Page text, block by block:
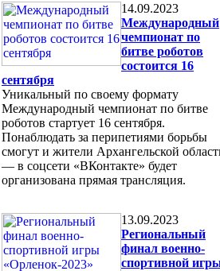
14.09.2023
Международный
чемпионат по
битве роботов
состоится 16
сентября
Уникальный по своему формату
Международный чемпионат по битве
роботов стартует 16 сентября.
Понаблюдать за перипетиями борьбы
смогут и жители Архангельской
— в соцсети «ВКонтакте» будет
организована прямая трансляция.
13.09.2023
Региональный
финал военно-
спортивной